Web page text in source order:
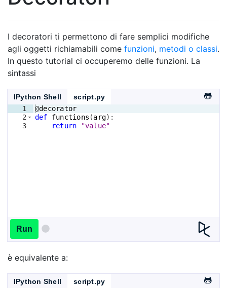
I decoratori ti permettono di fare semplici modifiche
agli oggetti richiamabili come funzioni, metodi o classi.
In questo tutorial ci occuperemo delle funzioni. La
sintassi
IPython Shell
script.py
1
2
3
@decorator
def
functions (arg) :
return
"value"
Run
è equivalente a:
IPython Shell
script.py